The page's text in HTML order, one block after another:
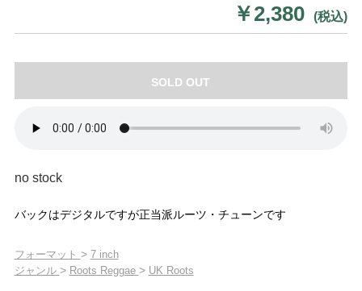
￥2,380 (税込)
SOLD OUT
no stock
バックはデジタルですが正当派ルーツ・チューンです
フォーマット > 7 inch
ジャンル > Roots Reggae > UK Roots